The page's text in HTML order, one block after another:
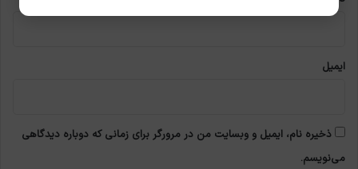
ایمیل
ذخیره نام، ایمیل و وبسایت من در مرورگر برای زمانی که دوباره دیدگاهی
می‌نویسم.